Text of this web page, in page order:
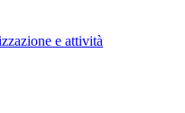
e attività